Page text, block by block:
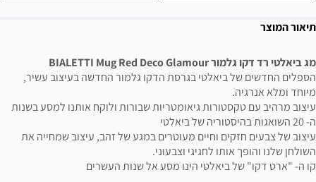
תיאור המוצר
מג ביאלטי רד דקו גלמור BIALETTI Mug Red Deco Glamour
הספלים החדשים של ביאלטי בגרסת הדקו גלמור החדשה בעיצוב עשיר,
מיוחד ומלא אנרגיה.
עיצוב מרהיב עם טקסטורות גיאומטריות שבורות ולוקח אותנו למסע בשנות
ה- 20 השואגות בהיסטוריה של ביאלטי
עיצוב של צבעים חזקים וחיים מעוטרים במגע של זהב, עיצוב שמחייה את
השולחן שלנו והופך אותו לחגיגי וצבעוני.
קו ה- "ארט דקו" של ביאלטי הינו מסע אל שנות העשרים